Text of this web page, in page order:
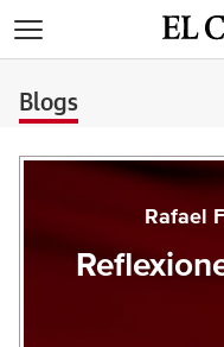
Blogs
Rafael